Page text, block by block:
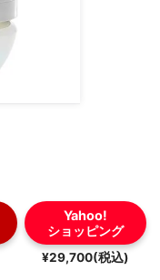
Yahoo!
ショッピング
¥29,700(税込)